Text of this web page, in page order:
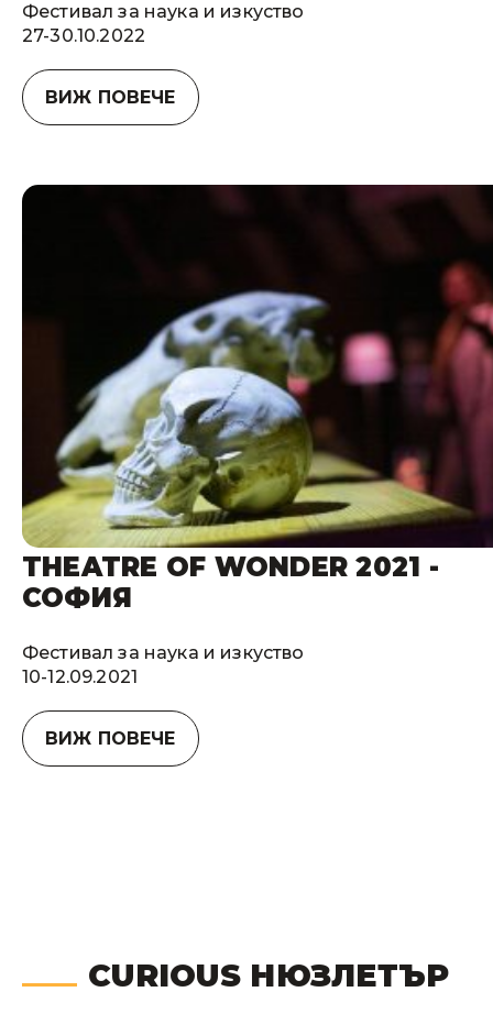
Фестивал за наука и изкуство
27-30.10.2022
ВИЖ ПОВЕЧЕ
THEATRE OF WONDER 2021 -
СОФИЯ
Фестивал за наука и изкуство
10-12.09.2021
ВИЖ ПОВЕЧЕ
CURIOUS НЮЗЛЕТЪР